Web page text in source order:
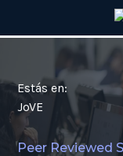
Estás en:
JoVE
Peer Reviewed